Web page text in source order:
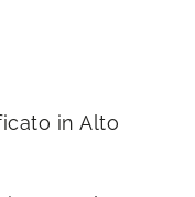
in Alto